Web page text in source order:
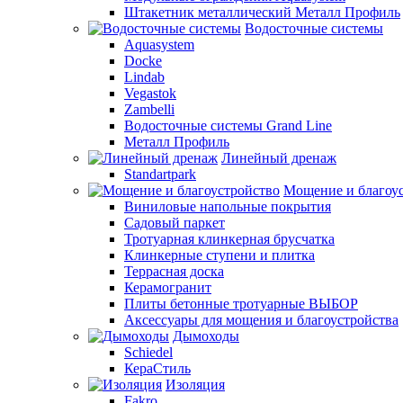
Штакетник металлический Металл Профиль
Водосточные системы
Aquasystem
Docke
Lindab
Vegastok
Zambelli
Водосточные системы Grand Line
Металл Профиль
Линейный дренаж
Standartpark
Мощение и
Виниловые напольные покрытия
Садовый паркет
Тротуарная клинкерная брусчатка
Клинкерные ступени и плитка
Террасная доска
Керамогранит
Плиты бетонные тротуарные ВЫБОР
Аксессуары для мощения и благоустройства
Дымоходы
Schiedel
КераСтиль
Изоляция